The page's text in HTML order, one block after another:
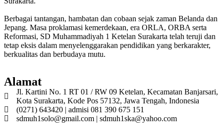
Berbagai tantangan, hambatan dan cobaan sejak zaman Belanda dan
Jepang. Masa proklamasi kemerdekaan, era ORLA, ORBA serta
Reformasi, SD Muhammadiyah 1 Ketelan Surakarta telah teruji dan
tetap eksis dalam menyelenggarakan pendidikan yang berkarakter,
berkualitas dan berbudaya mutu.
Alamat
Jl. Kartini No. 1 RT 01 / RW 09 Ketelan, Kecamatan Banjarsari,
Kota Surakarta, Kode Pos 57132, Jawa Tengah, Indonesia
(0271) 643420 | admisi 081 390 675 151
sdmuh1solo@gmail.com | sdmuh1ska@yahoo.com